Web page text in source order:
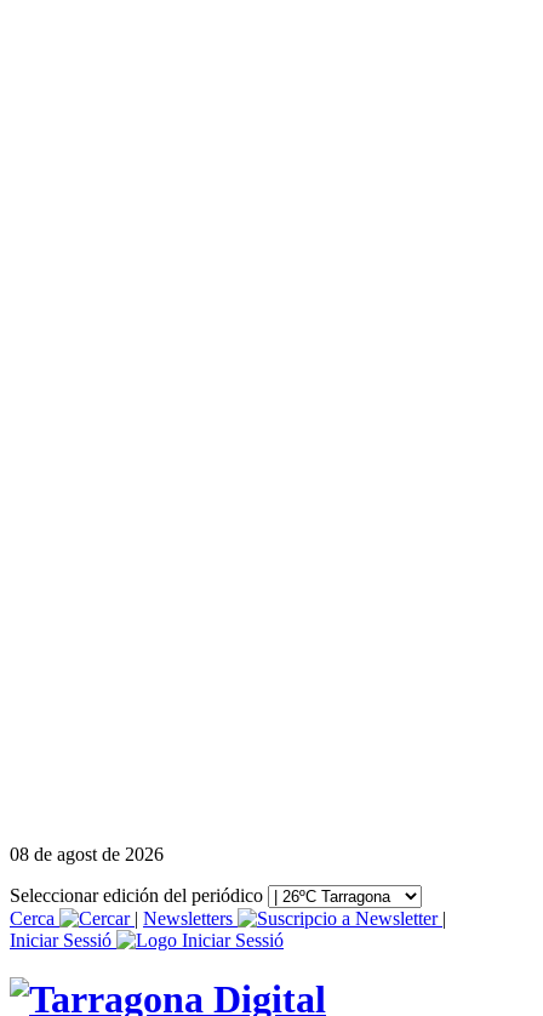
08 de agost de 2026
Seleccionar edición del periódico
Cerca
| Newsletters
|
Iniciar Sessió